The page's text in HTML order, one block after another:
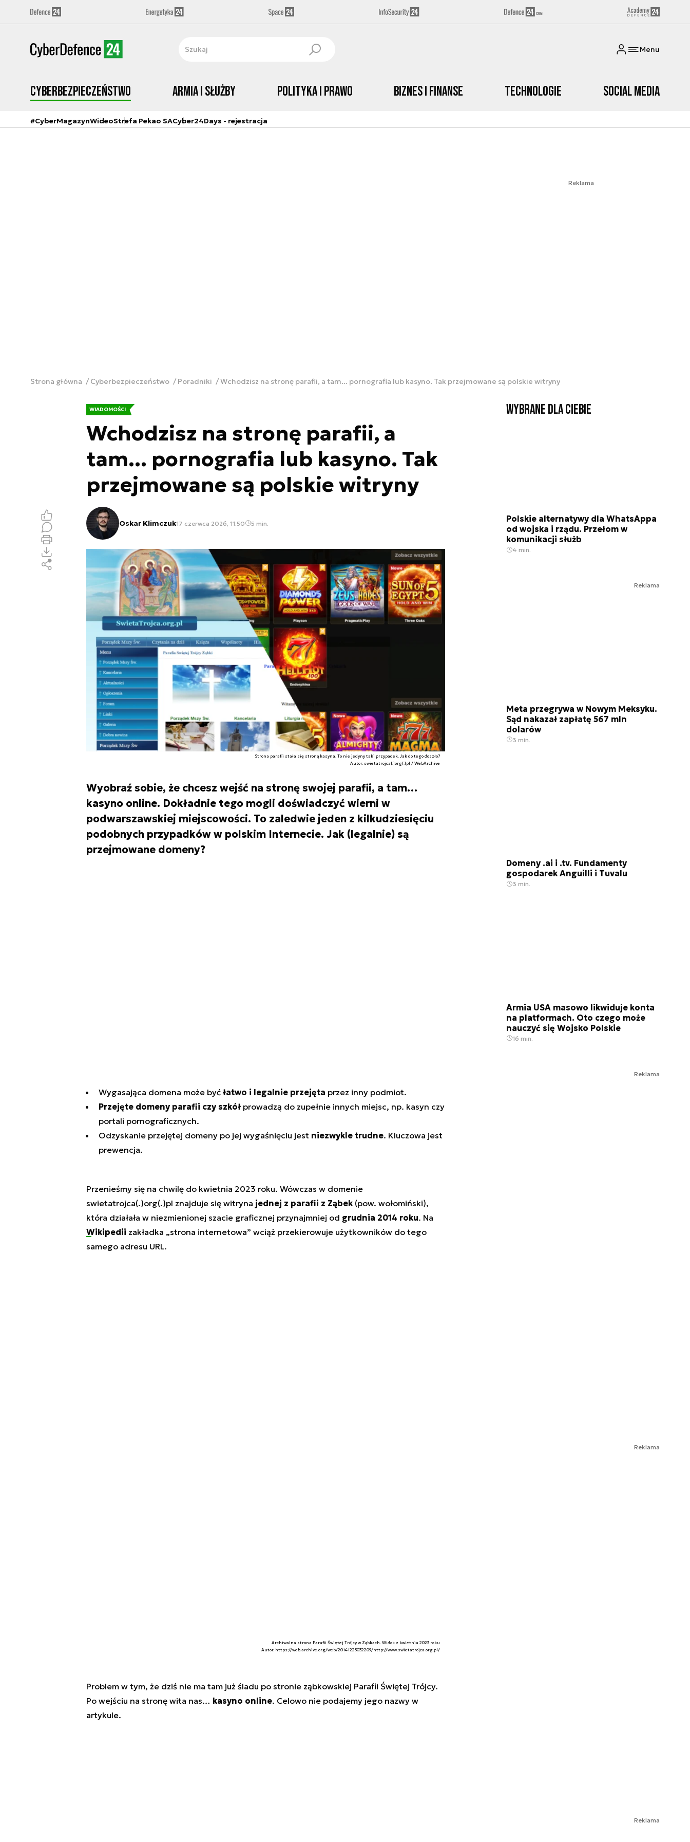
Menu
Cyberbezpieczeństwo Armia i Służby Polityka i prawo Biznes i Finanse Technologie Social media
#CyberMagazynWideoStrefa Pekao SACyber24Days - rejestracja
Reklama
Strona główna Cyberbezpieczeństwo Poradniki Wchodzisz na stronę parafii, a tam... pornografia lub kasyno. Tak przejmowane są polskie witryny
WIADOMOŚCI
Wchodzisz na stronę parafii, a
tam... pornografia lub kasyno. Tak
przejmowane są polskie witryny
Oskar Klimczuk17 czerwca 2026, 11:50 5 min.
Strona parafii stała się stroną kasyna. To nie jedyny taki przypadek. Jak do tego doszło?
Autor. swietatrojca[.]org[.]pl / WebArchive
Wyobraź sobie, że chcesz wejść na stronę swojej parafii, a tam…
kasyno online. Dokładnie tego mogli doświadczyć wierni w
podwarszawskiej miejscowości. To zaledwie jeden z kilkudziesięciu
podobnych przypadków w polskim Internecie. Jak (legalnie) są
przejmowane domeny?
Wygasająca domena może być łatwo i legalnie przejęta przez inny podmiot.
Przejęte domeny parafii czy szkółprowadzą do zupełnie innych miejsc, np. kasyn czy
portali pornograficznych.
Odzyskanie przejętej domeny po jej wygaśnięciu jest niezwykle trudne. Kluczowa jest
prewencja.
Przenieśmy się na chwilę do kwietnia 2023 roku. Wówczas w domenie
swietatrojca(.)org(.)pl znajduje się witryna jednej z parafii z Ząbek(pow. wołomiński),
która działała w niezmienionej szacie graficznej przynajmniej od grudnia 2014 roku. Na
Wikipedii zakładka „strona internetowa” wciąż przekierowuje użytkowników do tego
samego adresu URL.
Archiwalna strona Parafii Świętej Trójcy w Ząbkach. Widok z kwietnia 2023 roku
Autor. https://web.archive.org/web/20141223032209/http://www.swietatrojca.org.pl/
Problem w tym, że dziś nie ma tam już śladu po stronie ząbkowskiej Parafii Świętej Trójcy.
Po wejściu na stronę wita nas… kasyno online. Celowo nie podajemy jego nazwy w
artykule.
Wybrane dla Ciebie
Polskie alternatywy dla WhatsAppa
od wojska i rządu. Przełom w
komunikacji służb
4 min.
Reklama
Meta przegrywa w Nowym Meksyku.
Sąd nakazał zapłatę 567 mln
dolarów
3 min.
Domeny .ai i .tv. Fundamenty
gospodarek Anguilli i Tuvalu
3 min.
Armia USA masowo likwiduje konta
na platformach. Oto czego może
nauczyć się Wojsko Polskie
16 min.
Reklama
Reklama
Reklama